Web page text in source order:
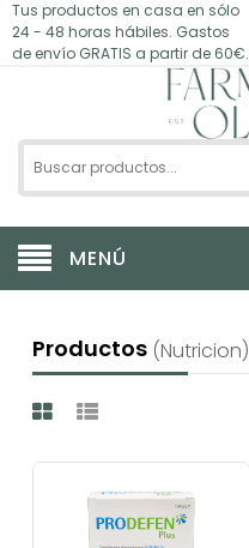
Tus productos en casa en sólo
24 - 48 horas hábiles. Gastos
de envío GRATIS a partir de 60€.
MENÚ
Productos (nutricion)